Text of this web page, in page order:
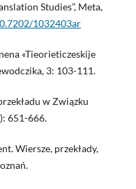
Studies”, Meta,
1032403ar
«Tieorieticzeskije
3: 103-111.
w Związku
651-666.
Wiersze, przekłady,